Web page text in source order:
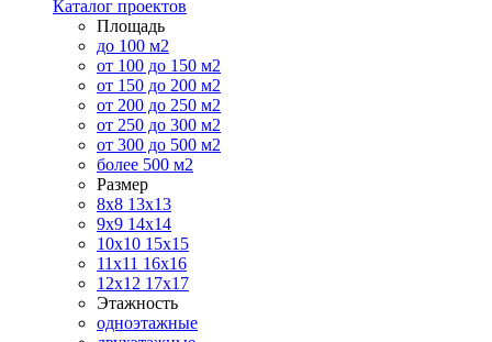
Каталог проектов
Площадь
до 100 м2
от 100 до 150 м2
от 150 до 200 м2
от 200 до 250 м2
от 250 до 300 м2
от 300 до 500 м2
более 500 м2
Размер
8х8 13х13
9х9 14х14
10х10 15х15
11x11 16х16
12х12 17х17
Этажность
одноэтажные